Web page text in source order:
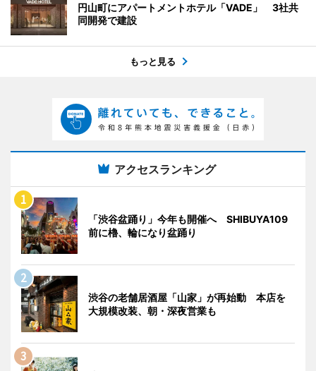
円山町にアパートメントホテル「VADE」 3社共
同開発で建設
もっと見る
アクセスランキング
「渋谷盆踊り」今年も開催へ SHIBUYA109
前に櫓、輪になり盆踊り
渋谷の老舗居酒屋「山家」が再始動 本店を
大規模改装、朝・深夜営業も